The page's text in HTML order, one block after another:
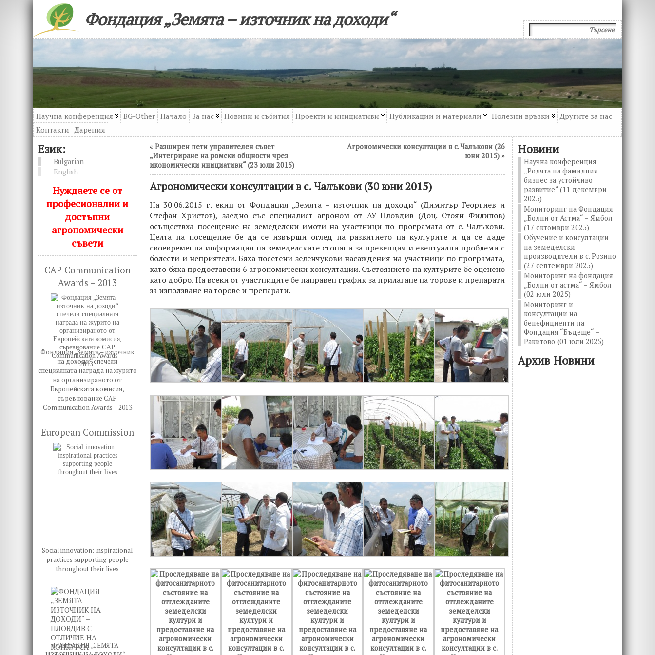
Фондация „Земята – източник на доходи“
Научна конференция BG-Other Начало За нас Новини и събития Проекти и инициативи Публикации и материали Полезни връзки
Другите за нас
Контакти
Дарения
Език:
Bulgarian
English
Нуждаете се от
професионални и
достъпни
агрономически
съвети
CAP Communication
Awards – 2013
Фондация „Земята – източник
на доходи“ спечели
специалната награда на журито
на организираното от
Европейската комисия,
съревнование CAP
Communication Awards – 2013
European Commission
Social innovation: inspirational
practices supporting people
throughout their lives
ФОНДАЦИЯ „ЗЕМЯТА –
«Разширен пети управителен съвет
„Интегриране на ромски общности чрез
икономически инициативи“ (23 юли 2015)
Агрономически консултации в с. Чалъкови (26
юни 2015) »
Агрономически консултации в с. Чалъкови (30 юни 2015)
На 30.06.2015 г. екип от Фондация „Земята – източник на доходи“ (Димитър Георгиев и
Стефан Христов), заедно със специалист агроном от АУ-Пловдив (Доц. Стоян Филипов)
осъществха посещение на земеделски имоти на участници по програмата от с. Чалъкови.
Целта на посещение бе да се извърши оглед на развитието на културите и да се даде
своевременна информация на земеделските стопани за превенция и евентуални проблеми с
болести и неприятели. Бяха посетени зеленчукови насаждения на участници по програмата,
като бяха предоставени 6 агрономически консултации. Състоянието на културите бе оценено
като добро. На всеки от участниците бе направен график за прилагане на торове и препарати
за използване на торове и препарати.
Новини
Научна конференция
„Ролята на фамилния
бизнес за устойчиво
развитие“ (11 декември
2025)
Мониторинг на Фондация
„Болни от Астма“ – Ямбол
(17 октомври 2025)
Обучение и консултации
на земеделски
производители в с. Розино
(27 септември 2025)
Мониторинг на фондация
„Болни от астма“ – Ямбол
(02 юли 2025)
Мониторинг и
консултации на
бенефициенти на
Фондация “Бъдеще“ –
Ракитово (01 юли 2025)
Архив Новини